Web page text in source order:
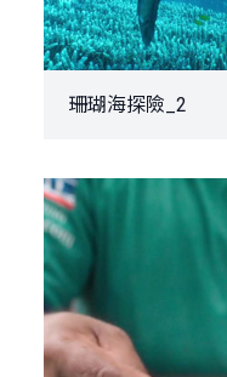
珊瑚海探險_2